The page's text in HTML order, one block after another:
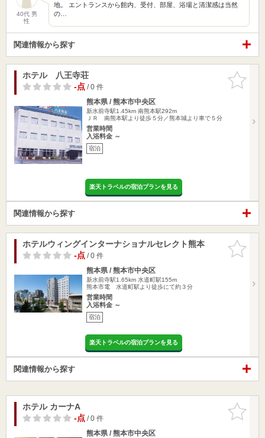
40代 男
性
地。 エントランスから館内、受付、部屋、浴場と清潔感は当然
の…
関連情報から探す
お気に入
りに追加
ホテル 八王寺荘
-点/ 0 件
熊本県 / 熊本市中央区
新水前寺駅1.45km 南熊本駅292m
ＪＲ 南熊本駅より徒歩５分／熊本城より車で５分
営業時間
入浴料金 ～
宿泊
楽天トラベルの宿泊プランを見る
関連情報から探す
お気に入
りに追加
ホテルウィングインターナショナルセレクト熊本
-点/ 0 件
熊本県 / 熊本市中央区
新水前寺駅1.65km 水道町駅155m
熊本市電 水道町駅より徒歩にて約３分
営業時間
入浴料金 ～
宿泊
楽天トラベルの宿泊プランを見る
関連情報から探す
お気に入
りに追加
ホテル カーナA
-点/ 0 件
熊本県 / 熊本市中央区